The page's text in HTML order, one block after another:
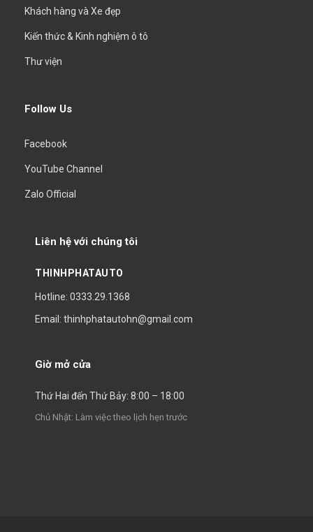
Khách hàng và Xe đẹp
Kiến thức & Kinh nghiệm ô tô
Thư viện
Follow Us
Facebook
YouTube Channel
Zalo Official
Liên hệ với chúng tôi
THINHPHATAUTO
Hotline: 0333.29.1368
Email: thinhphatautohn@gmail.com
Giờ mở cửa
Thứ Hai đến Thứ Bảy: 8:00 – 18:00
Chủ Nhật: Làm việc theo lịch hẹn trước